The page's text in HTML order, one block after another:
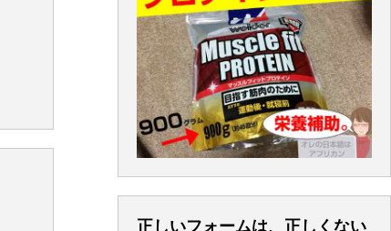
正しいフォームは、正しくない